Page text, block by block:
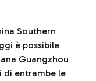
Southern
è possibile
Guangzhou
di entrambe le